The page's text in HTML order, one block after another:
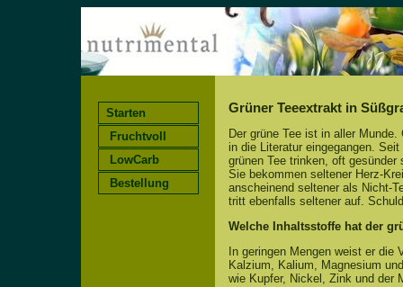
Starten
Fruchtvoll
LowCarb
Bestellung
Grüner Teeextrakt in
Der grüne Tee ist in aller
in die Literatur eingegangen.
grünen Tee trinken, oft
Sie bekommen seltener Herz-
anscheinend seltener als Nicht-
tritt ebenfalls seltener auf.
Welche Inhaltsstoffe hat der
In geringen Mengen weist er
Kalzium, Kalium, Magnesium
wie Kupfer, Nickel, Zink und der